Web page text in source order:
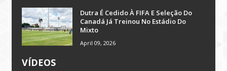
Dutra É Cedido À FIFA E Seleção Do
Canadá Já Treinou No Estádio Do
Mixto
April 09, 2026
VÍDEOS